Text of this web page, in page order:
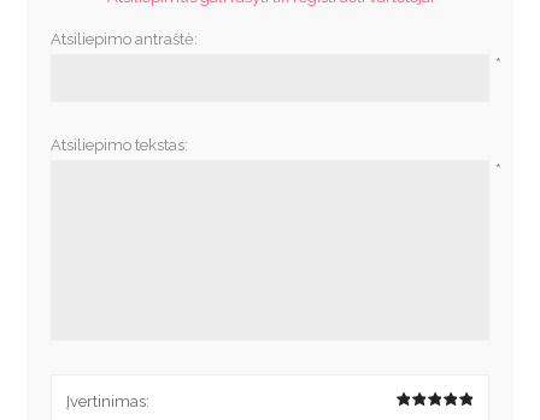
Atsiliepimo antraštė:
*
Atsiliepimo tekstas:
*
Įvertinimas: